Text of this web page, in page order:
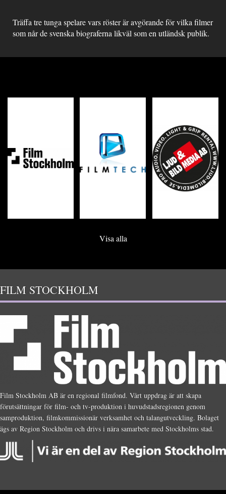
Träffa tre tunga spelare vars röster är avgörande för vilka filmer
som når de svenska biograferna likväl som en utländsk publik.
Visa alla
FILM STOCKHOLM
Film Stockholm AB är en regional filmfond. Vårt uppdrag är att skapa
förutsättningar för film- och tv-produktion i huvudstadsregionen genom
samproduktion, filmkommissionär verksamhet och talangutveckling. Bolaget
ägs av Region Stockholm och drivs i nära samarbete med Stockholms stad.